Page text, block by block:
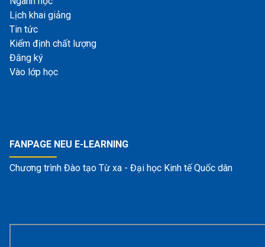
Lịch khai giảng
Tin tức
Kiểm định chất lượng
Đăng ký
Vào lớp học
FANPAGE NEU E-LEARNING
Chương trình Đào tạo Từ xa - Đại học Kinh tế Quốc dân